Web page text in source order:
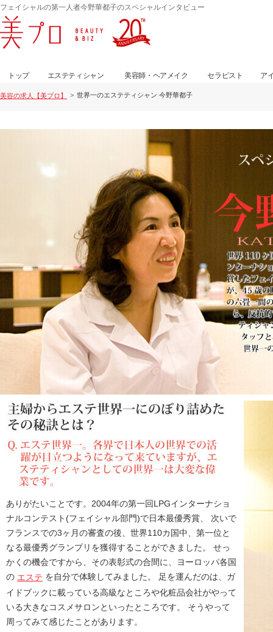
フェイシャルの第一人者今野華都子のスペシャルインタビュー
トップ エステティシャン 美容師・ヘアメイク セラピスト ア
美容の求人【美プロ】 世界一のエステティシャン 今野華都子
ありがたいことです。2004年の第一回LPGインターナショ
ナルコンテスト(フェイシャル部門)で日本最優秀賞、 次いで
フランスでの3ヶ月の審査の後、世界110カ国中、第一位と
なる最優秀グランプリを獲得することができました。 せっ
かくの機会ですから、その表彰式の合間に、ヨーロッパ各国
の エステ を自分で体験してみました。 足を運んだのは、ガ
イドブックに載っている高級なところや化粧品会社がやって
いる大きなコスメサロンといったところです。 そうやって
周ってみて感じたことがあります。